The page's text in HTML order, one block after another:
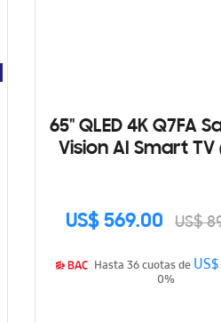
65" QLED 4K Q7FA
Vision AI Smart TV
US$ 569.00 US$
Hasta 36 cuotas de
0%